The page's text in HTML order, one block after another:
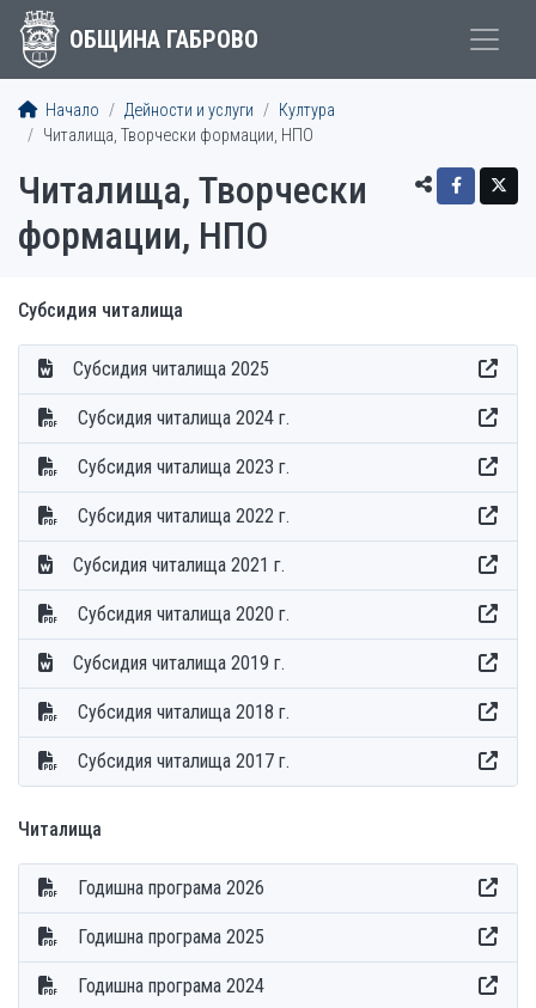
ОБЩИНА ГАБРОВО
Начало Дейности и услуги
Култура
Читалища, Творчески формации, НПО
Читалища, Творчески
формации, НПО
Субсидия читалища
Субсидия читалища 2025
Субсидия читалища 2024 г.
Субсидия читалища 2023 г.
Субсидия читалища 2022 г.
Субсидия читалища 2021 г.
Субсидия читалища 2020 г.
Субсидия читалища 2019 г.
Субсидия читалища 2018 г.
Субсидия читалища 2017 г.
Читалища
Годишна програма 2026
Годишна програма 2025
Годишна програма 2024